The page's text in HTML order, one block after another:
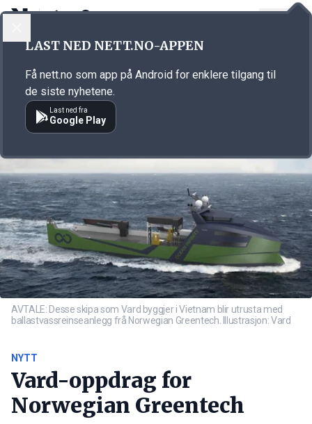
Annonsørinnhold
AVTALE: Desse skipa som Vard byggjer i Vietnam blir utrusta med
ballastvassreinseanlegg frå Norwegian Greentech. Illustrasjon: Vard
NYTT
Vard-oppdrag for
Norwegian Greentech
LAST NED NETT.NO-APPEN
Få nett.no som app på Android for enklere tilgang til
de siste nyhetene.
Last ned fra
Google Play